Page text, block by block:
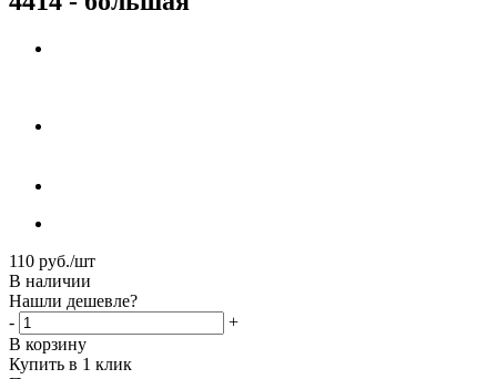
110 руб./шт
В наличии
Нашли дешевле?
-
+
В корзину
Купить в 1 клик